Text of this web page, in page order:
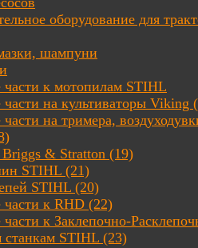
оборудование для
шампуни
части к мотопилам STIHL
части на культиваторы Viking
части на тримера,
Briggs & Stratton (19)
STIHL (21)
STIHL (20)
части к RHD (22)
части к Заклепочно-
станкам STIHL (23)